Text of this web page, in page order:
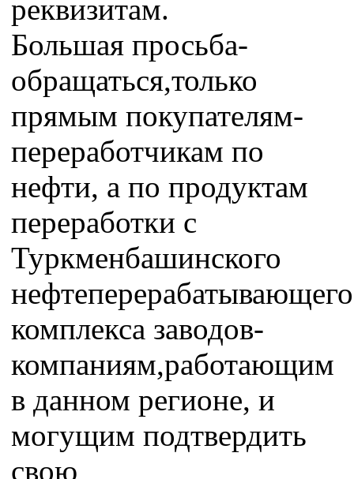
реквизитам.
Большая просьба-
обращаться,только
прямым покупателям-
переработчикам по
нефти, а по продуктам
переработки с
Туркменбашинского
нефтеперерабатывающего
комплекса заводов-
компаниям,работающим
в данном регионе, и
могущим подтвердить
свою